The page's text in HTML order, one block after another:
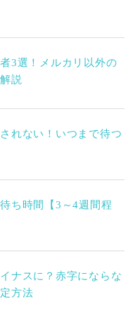
3選！メルカリ以外の
説
れない！いつまで待つ
ち時間【3～4週間程
ナスに？赤字にならな
方法